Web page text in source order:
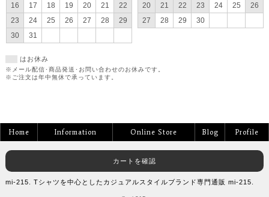
20
21 22 23 24 25
26
27
28 29 30
16
17 18 19 20 21
22
23
24 25 26 27 28
29
30
31
はお休み
※メール配信･商品発送･お問い合わせのお休みです。
※ご注文は年中無休で承っています。
Home Information Online Store Blog Profile
カートを確認
mi-215. Tシャツを中心としたカジュアルスタイルブランド専門通販 mi-215.